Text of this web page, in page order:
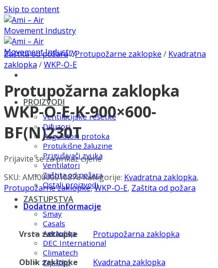
Skip to content
PROIZVODI
Ventilacijske rešetke
Difuzori
Regulatori protoka
Protukišne žaluzine
Prigušivači zvuka
Ventilatori
Zaštita od požara
Ostali proizvodi
ZASTUPSTVA
Smay
Casals
Aerauliqa
DEC International
Climatech
Zip-Clip
Zaštita od požara/Protupožarne zaklopke / Kvadratna
zaklopka /WKP-O-E
Protupožarna zaklopka
WKP-O-E-K-900×600-
BF(N)230T
Prijavite se za prikaz cijene
SKU: AMI0000010878Kategorije: Kvadratna zaklopka,
Protupožarne zaklopke,WKP-O-E, Zaštita od požara
Dodatne informacije
Vrsta zaklopke Protupožarna zaklopka
Oblik zaklopke Kvadratna zaklopka